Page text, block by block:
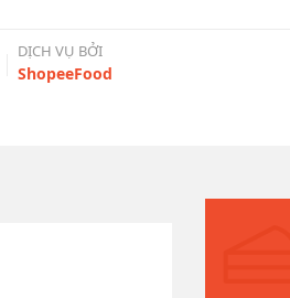
DỊCH VỤ BỞI
ShopeeFood